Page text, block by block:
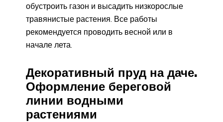
обустроить газон и высадить низкорослые
травянистые растения. Все работы
рекомендуется проводить весной или в
начале лета.
Декоративный пруд на даче.
Оформление береговой
линии водными
растениями